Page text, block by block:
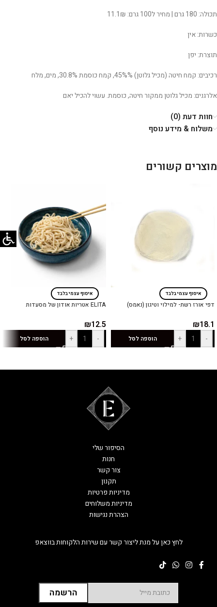
תכולה: 180 גרם | מחיר ל100 גרם: 11.1₪
כשרות: אין
תוצרת: יפן
רכיבים: קמח חיטה (מכיל גלוטן) 45%%, קמח כוסמת 30.8%, מים, מלח
אלרגנים: מכיל גלוטן ממקור חיטה, כוסמת. עשוי להכיל יאם
חוות דעת (0)
משלוח & מידע נוסף
מוצרים קשורים
איסוף עצמי בלבד
דפי אורז רשת- למילוי וטיגון (נאמס)
₪18.1
-
+ הוספה לסל
איסוף עצמי בלבד
ELITA אטריות אודון של מסעדות
₪12.5
-
+ הוספה לסל
לחץ כאן על מנת ליצור קשר עם שירות הלקוחות בווצאפ
הסיפור שלי
חנות
צור קשר
תקנון
מדיניות פרטיות
מדיניות משלוחים
הצהרת נגישות